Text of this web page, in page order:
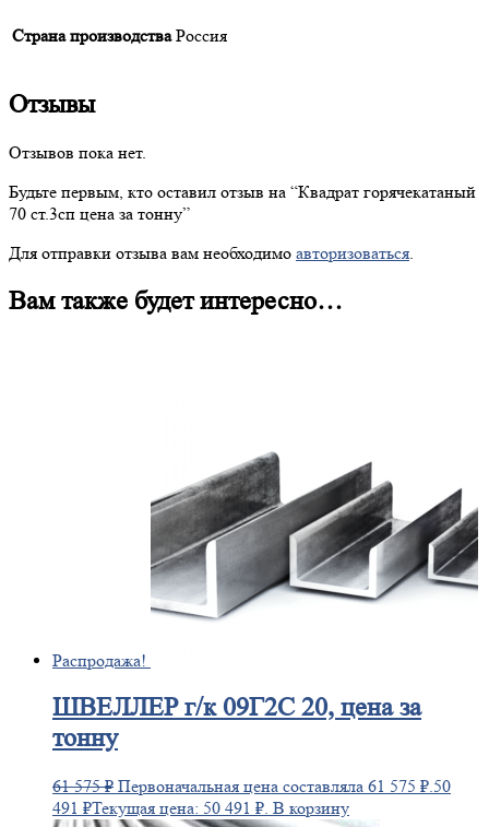
Страна производства Россия
Отзывы
Отзывов пока нет.
Будьте первым, кто оставил отзыв на “Квадрат горячекатаный
70 ст.3сп цена за тонну”
Для отправки отзыва вам необходимо авторизоваться
Вам также будет интересно…
Распродажа!
ШВЕЛЛЕРг/к 09Г2С 20, цена за
тонну
61 575₽ Первоначальная цена составляла 61 575 ₽.50
491 ₽Текущая цена: 50 491 ₽. В корзину